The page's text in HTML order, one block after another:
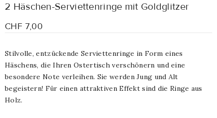
2 Häschen-Serviettenringe mit Goldglitzer
CHF 7,00
Stilvolle, entzückende Serviettenringe in Form eines
Häschens, die Ihren Ostertischverschönern und eine
besondere Note verleihen. Sie werden Jung und Alt
begeistern! Für einen attraktiven Effekt sind die Ringe aus
Holz.